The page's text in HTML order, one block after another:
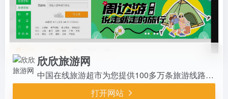
欣欣旅游网
中国在线旅游超市为您提供100多万条旅游线路、门票、签证、酒店等预订服务…为您量身定制不一样的旅行
打开网站